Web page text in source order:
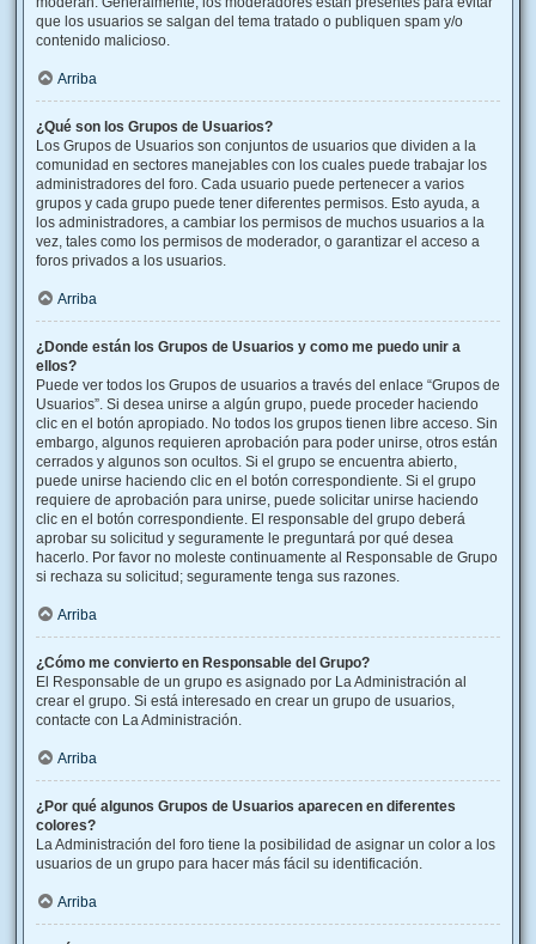
que los usuarios se salgan del tema tratado o publiquen spam y/o
contenido malicioso.
Arriba
¿Qué son los Grupos de Usuarios?
Los Grupos de Usuarios son conjuntos de usuarios que dividen a la
comunidad en sectores manejables con los cuales puede trabajar los
administradores del foro. Cada usuario puede pertenecer a varios
grupos y cada grupo puede tener diferentes permisos. Esto ayuda, a
los administradores, a cambiar los permisos de muchos usuarios a la
vez, tales como los permisos de moderador, o garantizar el acceso a
foros privados a los usuarios.
Arriba
¿Donde están los Grupos de Usuarios y como me puedo unir a
ellos?
Puede ver todos los Grupos de usuarios a través del enlace “Grupos de
Usuarios”. Si desea unirse a algún grupo, puede proceder haciendo
clic en el botón apropiado. No todos los grupos tienen libre acceso. Sin
embargo, algunos requieren aprobación para poder unirse, otros están
cerrados y algunos son ocultos. Si el grupo se encuentra abierto,
puede unirse haciendo clic en el botón correspondiente. Si el grupo
requiere de aprobación para unirse, puede solicitar unirse haciendo
clic en el botón correspondiente. El responsable del grupo deberá
aprobar su solicitud y seguramente le preguntará por qué desea
hacerlo. Por favor no moleste continuamente al Responsable de Grupo
si rechaza su solicitud; seguramente tenga sus razones.
Arriba
¿Cómo me convierto en Responsable del Grupo?
El Responsable de un grupo es asignado por La Administración al
crear el grupo. Si está interesado en crear un grupo de usuarios,
contacte con La Administración.
Arriba
¿Por qué algunos Grupos de Usuarios aparecen en diferentes
colores?
La Administración del foro tiene la posibilidad de asignar un color a los
usuarios de un grupo para hacer más fácil su identificación.
Arriba